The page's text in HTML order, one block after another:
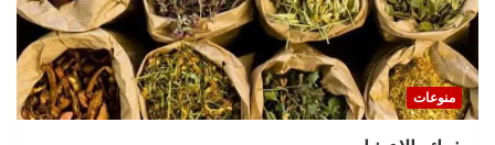
منوعات